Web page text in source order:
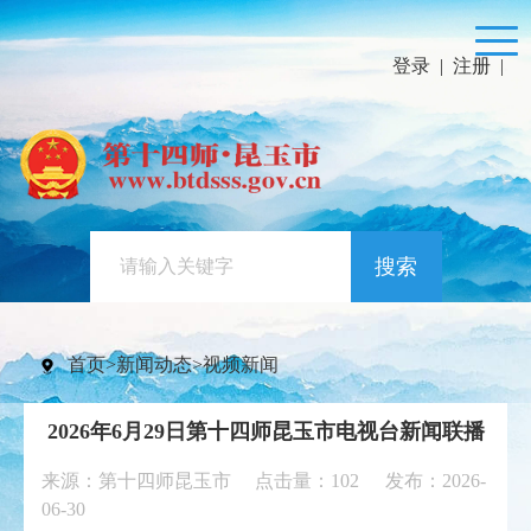
登录 | 注册 |
搜索
首页>新闻动态>视频新闻
2026年6月29日第十四师昆玉市电视台新闻联播
来源：第十四师昆玉市 点击量： 102
发布：2026-
06-30